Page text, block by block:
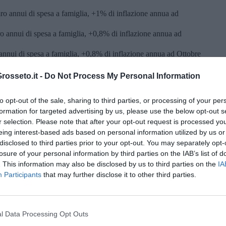
- Do Not Process My Personal Information
opt-out of the sale, sharing to third parties, or processing of your
for targeted advertising by us, please use the below opt-out
selection. Please note that after your opt-out request is processed
interest-based ads based on personal information utilized by us
to third parties prior to your opt-out. You may separately
of your personal information by third parties on the IAB’s list of
This information may also be disclosed by us to third parties on the
Participants that may further disclose it to other third parties.
Data Processing Opt Outs
annui di spesa a famiglia, +1% di inflazione annua ad
annui di spesa a famiglia, +0,8% di inflazione annua ad
di spesa a famiglia, +0,8% di inflazione annua ad Ottobre
annui di spesa a famiglia, +0,6% di inflazione annua ad
annui di spesa a famiglia, +0,5% di inflazione annua ad
annui di spesa a famiglia, +0,2% di inflazione annua ad
iscriviti alla
Newsletter QUInews - ToscanaMedia.